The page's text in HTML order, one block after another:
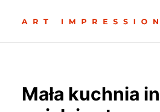
Mała kuchnia